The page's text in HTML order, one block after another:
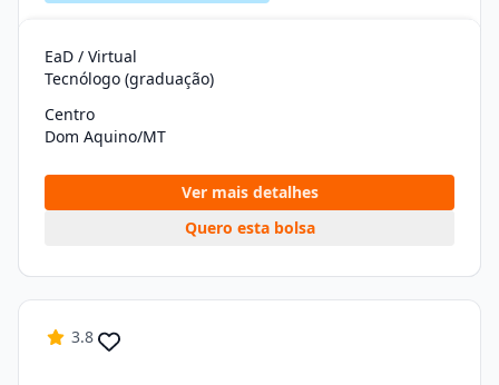
EaD / Virtual
Tecnólogo (graduação)
Centro
Dom Aquino/MT
Ver mais detalhes
Quero esta bolsa
3.8